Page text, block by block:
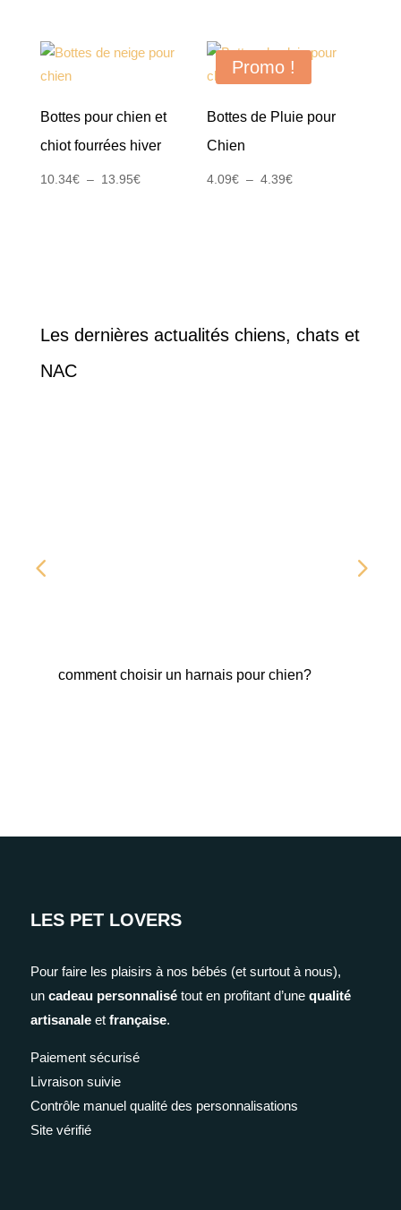
Bottes pour chien et
chiot fourrées hiver
10.34€ – 13.95€Plage
Promo !
Bottes de Pluie pour
Chien
4.09€ – 4.39€Plage
Les dernières actualités chiens, chats et
NAC
comment choisir un harnais pour chien?
LES PET LOVERS
Pour faire les plaisirs à nos bébés (et surtout à nous),
un cadeau personnalisétout en profitant d’une qualité
artisanaleet française.
Paiement sécurisé
Livraison suivie
Contrôle manuel qualité des personnalisations
Site vérifié